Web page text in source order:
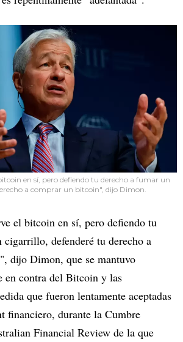
en sí, pero defiendo tu derecho a fumar un
a comprar un bitcoin", dijo Dimon.
el bitcoin en sí, pero defiendo tu
cigarrillo, defenderé tu derecho a
dijo Dimon, que se mantuvo
en contra del Bitcoin y las
que fueron lentamente aceptadas
financiero, durante la Cumbre
Financial Review de la que